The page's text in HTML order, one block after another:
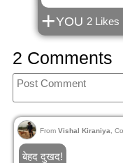
+YOU 2 Likes
2 Comments
From Vishal Kiraniya ,
बेहद दुखद!